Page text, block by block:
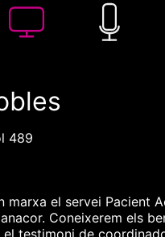
00:00
1x
489
marxa el servei Pacient
Coneixerem els
testimoni de